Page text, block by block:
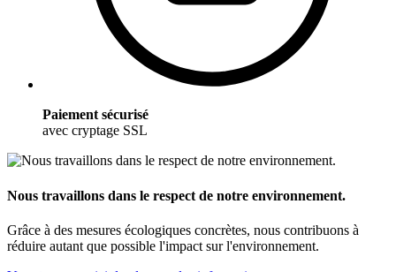
Paiement sécurisé
avec cryptage SSL
Nous travaillons dans le respect de notre environnement.
Grâce à des mesures écologiques concrètes, nous contribuons à
réduire autant que possible l'impact sur l'environnement.